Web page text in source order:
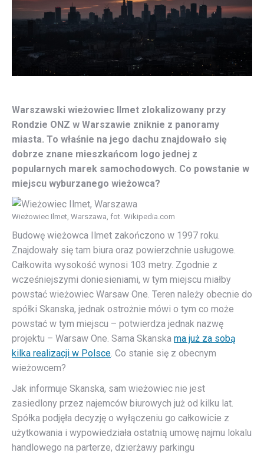
Warszawski wieżowiec Ilmet zlokalizowany przy
Rondzie ONZ w Warszawie zniknie z panoramy
miasta. To właśnie na jego dachu znajdowało się
dobrze znane mieszkańcom logo jednej z
popularnych marek samochodowych. Co powstanie w
miejscu wyburzanego wieżowca?
Wieżowiec Ilmet, Warszawa, fot. Wikipedia.com
Budowę wieżowca Ilmet zakończono w 1997 roku.
Znajdowały się tam biura oraz powierzchnie usługowe.
Całkowita wysokość wynosi 103 metry. Zgodnie z
wcześniejszymi doniesieniami, w tym miejscu miałby
powstać wieżowiec Warsaw One. Teren należy obecnie do
spółki Skanska, jednak ostrożnie mówi o tym co może
powstać w tym miejscu – potwierdza jednak nazwę
projektu – Warsaw One. Sama Skanska ma już za sobą
kilka realizacji w Polsce. Co stanie się z obecnym
wieżowcem?
Jak informuje Skanska, sam wieżowiec nie jest
zasiedlony przez najemców biurowych już od kilku lat.
Spółka podjęła decyzję o wyłączeniu go całkowicie z
użytkowania i wypowiedziała ostatnią umowę najmu lokalu
handlowego na parterze, dzierżawy parkingu